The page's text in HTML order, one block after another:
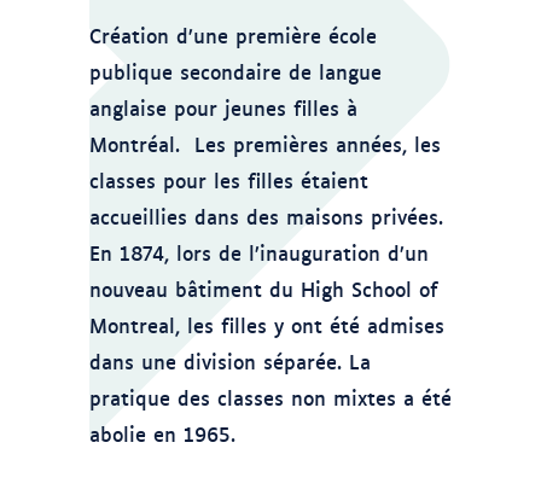
Création d’une première école
publique secondaire de langue
anglaise pour jeunes filles à
Montréal. Les premières années, les
classes pour les filles étaient
accueillies dans des maisons privées.
En 1874, lors de l’inauguration d’un
nouveau bâtiment du High School of
Montreal, les filles y ont été admises
dans une division séparée. La
pratique des classes non mixtes a été
abolie en 1965.